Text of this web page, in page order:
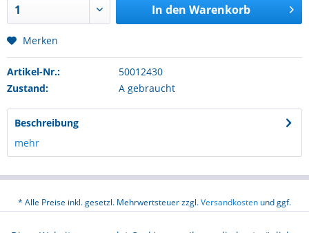
In den Warenkorb
Merken
Artikel-Nr.:
50012430
Zustand:
A gebraucht
Beschreibung
mehr
* Alle Preise inkl. gesetzl. Mehrwertsteuer zzgl.Versandkosten und ggf.